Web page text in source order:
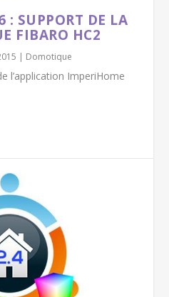
: SUPPORT DE LA
FIBARO HC2
| Domotique
l’application ImperiHome